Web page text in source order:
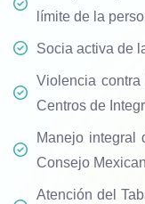
límite de la
Socia activa de
Violencia
Centros de
Manejo integral
Consejo
Atención del